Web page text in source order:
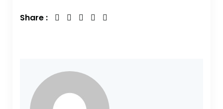
Share :